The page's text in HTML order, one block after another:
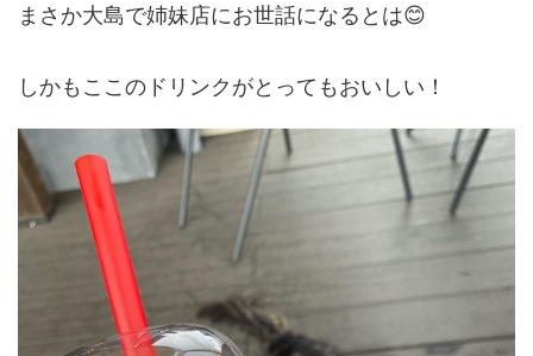
まさか大島で姉妹店にお世話になるとは😊
しかもここのドリンクがとってもおいしい！